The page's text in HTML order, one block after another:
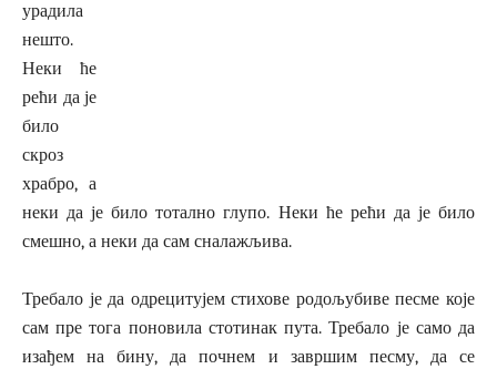
урадила
нешто.
Неки ће
рећи да је
било
скроз
храбро, а
неки да је било тотално глупо. Неки ће рећи да је било
смешно, а неки да сам сналажљива.
Требало је да одрецитујем стихове родољубиве песме које
сам пре тога поновила стотинак пута. Требало је само да
изађем на бину, да почнем и завршим песму, да се